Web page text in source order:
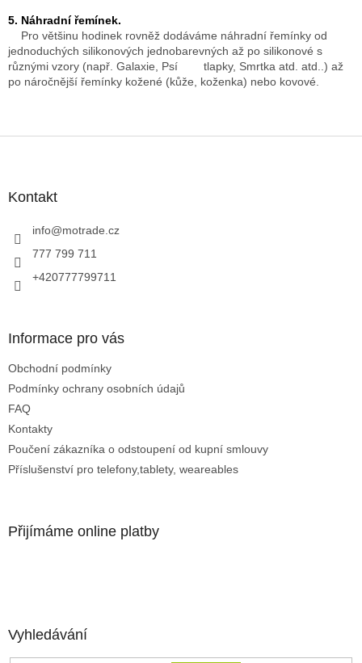
5. Náhradní řemínek.
Pro většinu hodinek rovněž dodáváme náhradní řemínky od
jednoduchých silikonových jednobarevných až po silikonové s
různými vzory (např. Galaxie, Psí tlapky, Smrtka atd. atd..) až
po náročnější řemínky kožené (kůže, koženka) nebo kovové.
Kontakt
info@motrade.cz
777 799 711
+420777799711
Informace pro vás
Obchodní podmínky
Podmínky ochrany osobních údajů
FAQ
Kontakty
Poučení zákazníka o odstoupení od kupní smlouvy
Příslušenství pro telefony,tablety, weareables
Přijímáme online platby
Vyhledávání